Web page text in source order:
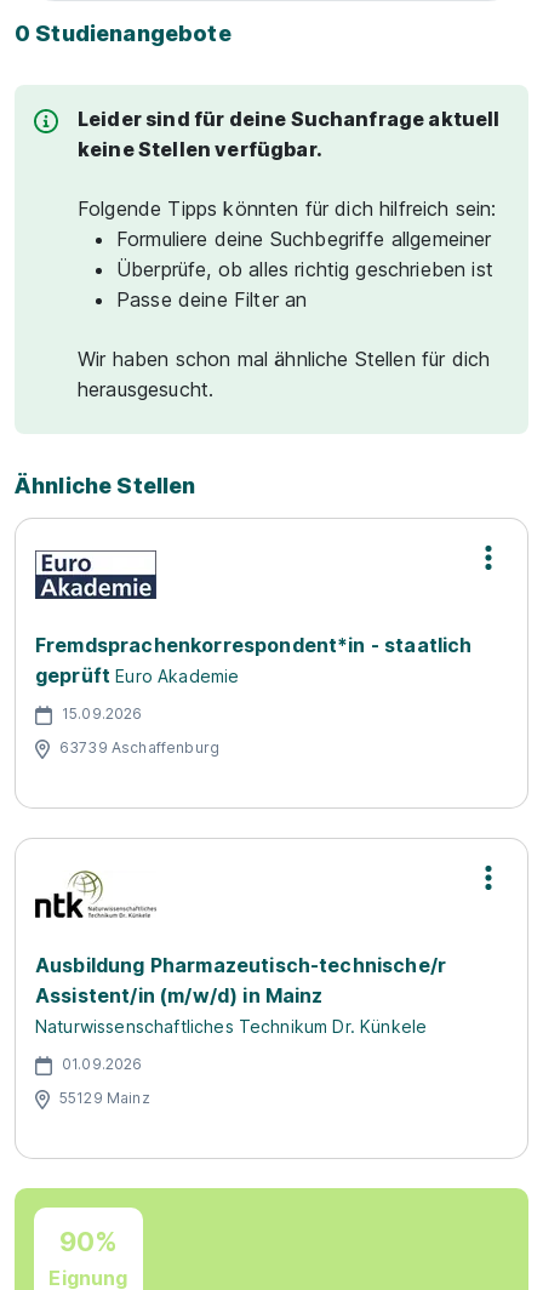
0 Studienangebote
Leider sind für deine Suchanfrage aktuell
keine Stellen verfügbar.
Folgende Tipps könnten für dich hilfreich sein:
Formuliere deine Suchbegriffe allgemeiner
Überprüfe, ob alles richtig geschrieben ist
Passe deine Filter an
Wir haben schon mal ähnliche Stellen für dich
herausgesucht.
Ähnliche Stellen
Fremdsprachenkorrespondent*in - staatlich
geprüft Euro Akademie
15.09.2026
63739 Aschaffenburg
Ausbildung Pharmazeutisch-technische/r
Assistent/in (m/w/d) in Mainz
Naturwissenschaftliches Technikum Dr. Künkele
01.09.2026
55129 Mainz
90%
Eignung